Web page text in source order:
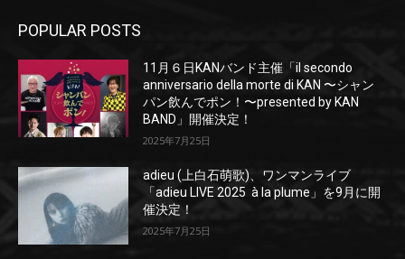
POPULAR POSTS
11月６日KANバンド主催「il secondo
anniversario della morte di KAN 〜シャン
パン飲んでポン！〜presented by KAN
BAND」開催決定！
2025年7月25日
adieu (上白石萌歌)、ワンマンライブ
「adieu LIVE 2025 à la plume」を9月に開
催決定！
2025年7月25日